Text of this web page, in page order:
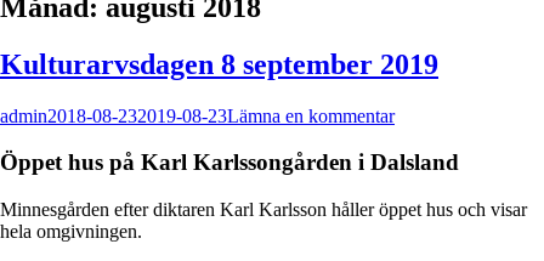
Månad: augusti 2018
Kulturarvsdagen 8 september 2019
Författare
adminPublicerat
2018-08-232019-08-23Lämna en kommentarpå
8
2019
Öppet hus på Karl Karlssongården i Dalsland
Minnesgården efter diktaren Karl Karlsson håller öppet hus och visar
hela omgivningen.